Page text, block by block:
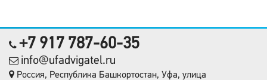
+7 917 787-60-35
info@ufadvigatel.ru
Россия, Республика Башкортостан, Уфа, улица